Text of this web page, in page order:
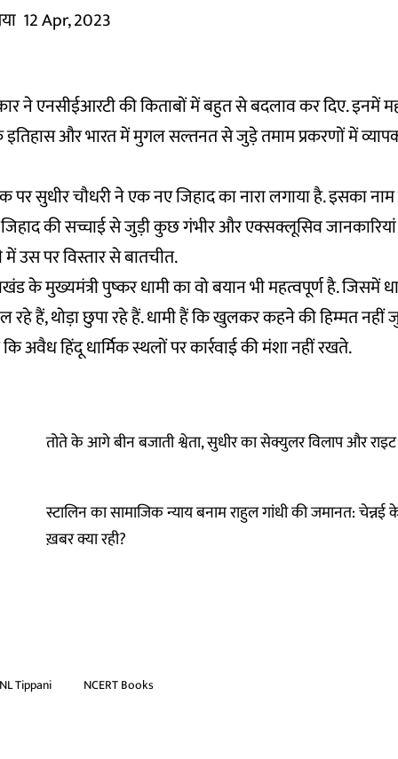
12 Apr, 2023
ने एनसीईआरटी की किताबों में बहुत से बदलाव कर दिए. इनमें
और भारत में मुगल सल्तनत से जुड़े तमाम प्रकरणों में
सुधीर चौधरी ने एक नए जिहाद का नारा लगाया है. इसका नाम
की सच्चाई से जुड़ी कुछ गंभीर और एक्सक्लूसिव जानकारियां
में उस पर विस्तार से बातचीत.
के मुख्यमंत्री पुष्कर धामी का वो बयान भी महत्वपूर्ण है. जिसमें
रहे हैं, थोड़ा छुपा रहे हैं. धामी हैं कि खुलकर कहने की हिम्मत नहीं
अवैध हिंदू धार्मिक स्थलों पर कार्रवाई की मंशा नहीं रखते.
तोते के आगे बीन बजाती श्वेता, सुधीर का सेक्युलर विलाप और
स्टालिन का सामाजिक न्याय बनाम राहुल गांधी की जमानत:
ख़बर क्या रही?
NL Tippani NCERT Books